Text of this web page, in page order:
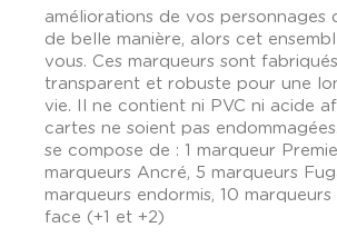
améliorations de vos personnages
de belle manière, alors cet
vous. Ces marqueurs sont
transparent et robuste pour une
vie. Il ne contient ni PVC ni acide
cartes ne soient pas endommagées.
se compose de : 1 marqueur
marqueurs Ancré, 5 marqueurs
marqueurs endormis, 10
face (+1 et +2)